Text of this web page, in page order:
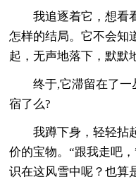
我追逐着它，想看
怎样的结局。它不会知
起，无声地落下，默
终于,它滞留在了
宿了么?
我蹲下身，轻轻拈
价的宝物。“跟我走吧
识在这风雪中呢？也算